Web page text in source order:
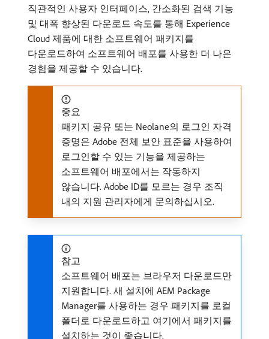
직관적인 사용자 인터페이스, 간소화된 검색 기능
및 대폭 향상된 다운로드 속도를 통해 Experience
Cloud 제품에 대한 소프트웨어 패키지를
다운로드하여 소프트웨어 배포를 사용한 더 나은
경험을 제공할 수 있습니다.
중요
패키지 공유 또는 Neolane의 로그인 자격
증명은 Adobe 전체 보안 표준을 사용하여
로그인할 수 있는 기능을 제공하는
소프트웨어 배포에서는 작동하지
않습니다. Adobe ID를 모르는 경우 조직
내의 지원 관리자에게 문의하십시오.
참고
소프트웨어 배포는 브라우저 다운로드만
지원합니다. 새 설치에 AEM Package
Manager를 사용하는 경우 패키지를 로컬
폴더로 다운로드하고 여기에서 패키지를
설치하는 것이 좋습니다.